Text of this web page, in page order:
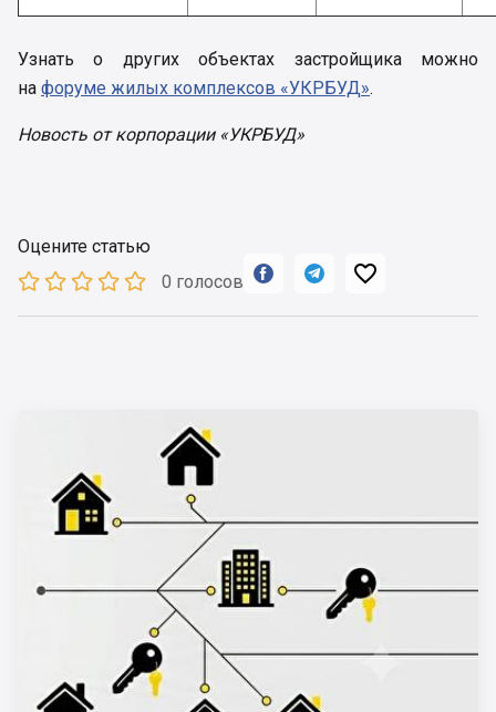
Узнать о других объектах застройщика можно
на форуме жилых комплексов «УКРБУД».
Новость от корпорации «УКРБУД»
Оцените статью
0 голосов
  